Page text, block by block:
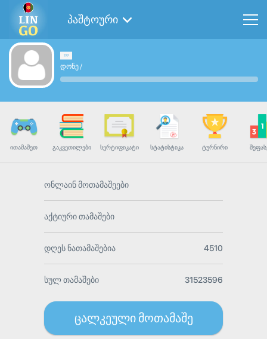
პაშტოური
დონე/
ᲘᲗᲐᲛᲐᲨᲔᲗ ᲒᲐᲙᲕᲔᲗᲘᲚᲔᲑᲘ ᲡᲔᲠᲢᲘᲤᲘᲙᲐᲢᲘ ᲡᲢᲐᲢᲘᲡᲢᲘᲙᲐ ᲢᲣᲠᲜᲘᲠᲘ
ონლაინ მოთამაშეები
აქტიური თამაშები
დღეს ნათამაშებია 4510
სულ თამაშები 31523596
ცალკეული მოთამაშე